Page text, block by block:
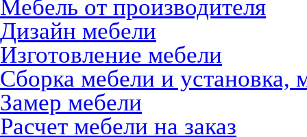
Мебель от производителя
Дизайн мебели
Изготовление мебели
Сборка мебели и установка,
Замер мебели
Расчет мебели на заказ